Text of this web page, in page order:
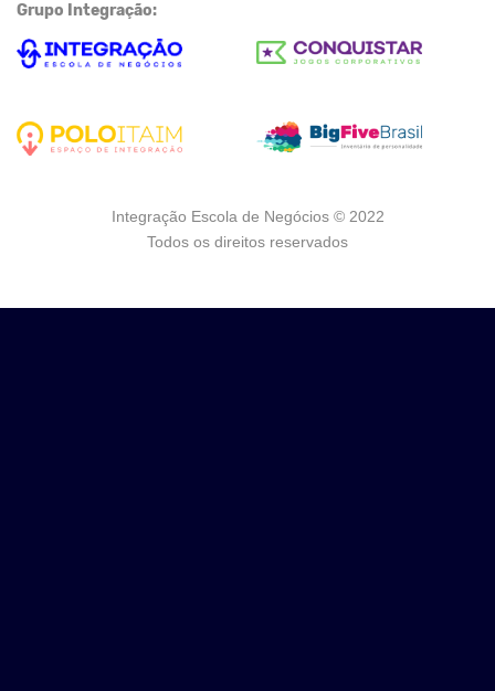
Grupo Integração:
Integração Escola de Negócios © 2022
Todos os direitos reservados